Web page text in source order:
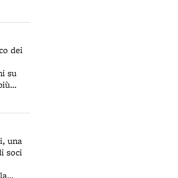
dei
su
una
soci